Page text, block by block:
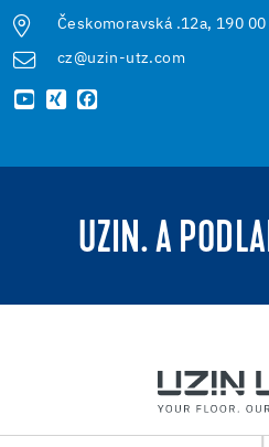
Českomoravská .12a, 190 00
cz@uzin-utz.com
UZIN. A